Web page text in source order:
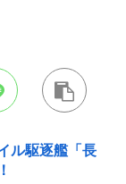
ル駆逐艦「長